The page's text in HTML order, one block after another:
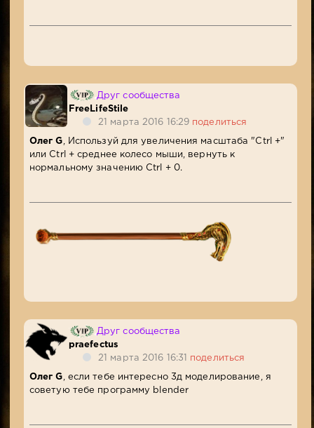
Друг сообщества
FreeLifeStile
21 марта 2016 16:29 поделиться
Олег G , Используй для увеличения масштаба "Ctrl +"
или Ctrl + среднее колесо мыши, вернуть к
нормальному значению Ctrl + 0.
Друг сообщества
praefectus
21 марта 2016 16:31 поделиться
Олег G , если тебе интересно 3д моделирование, я
советую тебе программу blender